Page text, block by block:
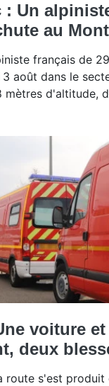
: Un
au
français de
août dans le
mètres d'altitude,
voiture
deux
route s'est produit